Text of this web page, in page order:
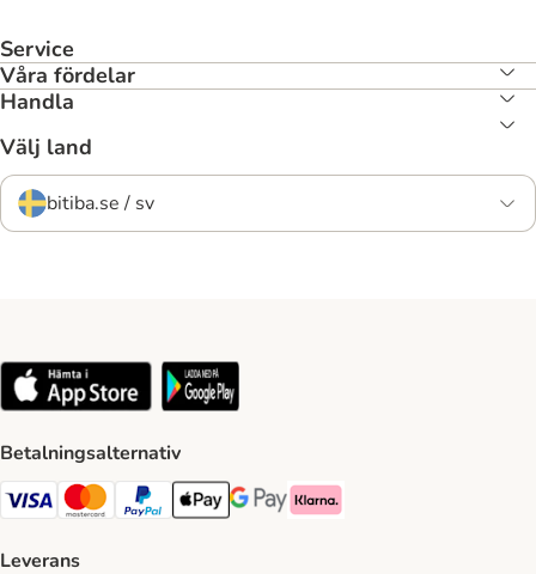
Service
Våra fördelar
Handla
Välj land
bitiba.se / sv
Betalningsalternativ
VISA Payment Method
Mastercard Payment Method
Paypal Payment Method
Apple Pay Payment Method
Google Pay Payment Method
Klarna Payment Method
Leverans